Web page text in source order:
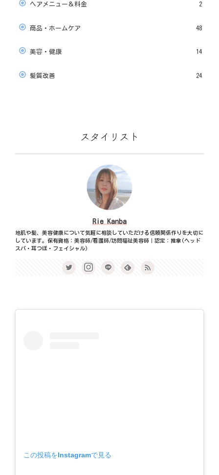
ヘアメニュー＆料金 2
商品・ホームケア 48
美容・健康 14
髪質改善 24
スタイリスト
Rie Kanba
地肌や髪、美容健康について気軽に相談していただける信頼関係作りを大切に
しています。保有資格：美容師/看護師/訪問福祉美容師｜認定：推拿(ヘッド
スパ・耳つぼ・フェイシャル)
この投稿をInstagramで見る